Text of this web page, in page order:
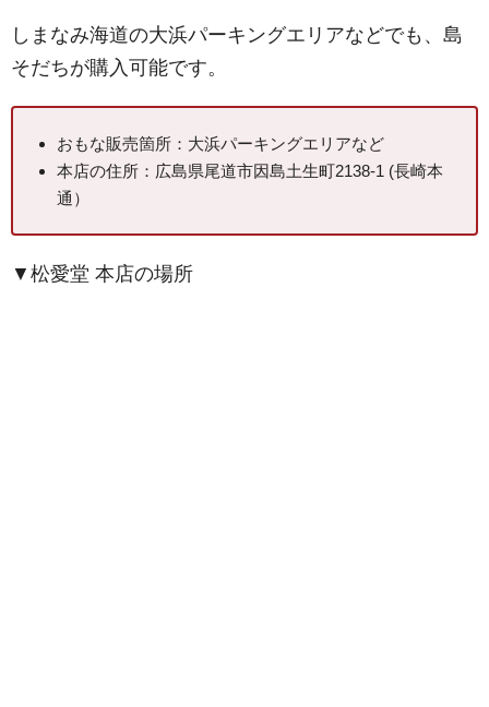
しまなみ海道の大浜パーキングエリアなどでも、島
そだちが購入可能です。
おもな販売箇所：大浜パーキングエリアなど
本店の住所：広島県尾道市因島土生町2138-1 (長崎本
通）
▼松愛堂 本店の場所